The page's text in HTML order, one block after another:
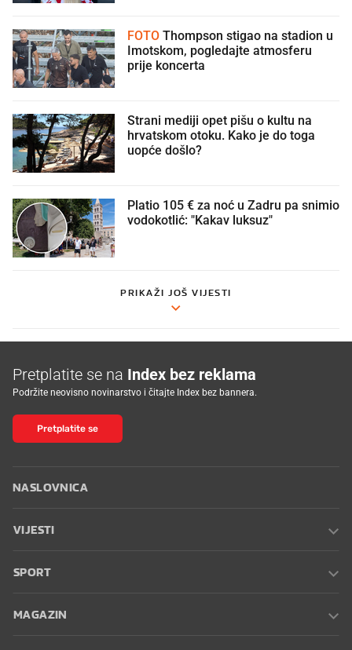
FOTO
Imotskom, pogledajte atmosferu
prije koncerta
Strani mediji opet pišu o kultu na
hrvatskom otoku. Kako je do toga
uopće došlo?
Platio 105 € za noć u Zadru pa snimio
vodokotlić: "Kakav luksuz"
PRIKAŽI JOŠ VIJESTI
Pretplatite se na Index bez reklama
Podržite neovisno novinarstvo i čitajte Index bez bannera.
Pretplatite se
NASLOVNICA
VIJESTI
SPORT
MAGAZIN